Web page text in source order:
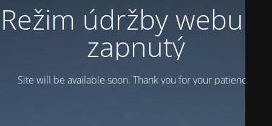
Režim údržby webu je
zapnutý
Site will be available soon. Thank you for your patience!